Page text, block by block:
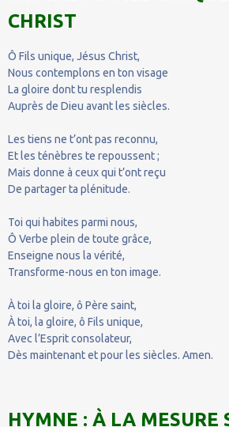
CHRIST
Ô Fils unique, Jésus Christ,
Nous contemplons en ton visage
La gloire dont tu resplendis
Auprès de Dieu avant les siècles.
Les tiens ne t’ont pas reconnu,
Et les ténèbres te repoussent ;
Mais donne à ceux qui t’ont reçu
De partager ta plénitude.
Toi qui habites parmi nous,
Ô Verbe plein de toute grâce,
Enseigne nous la vérité,
Transforme-nous en ton image.
À toi la gloire, ô Père saint,
À toi, la gloire, ô Fils unique,
Avec l’Esprit consolateur,
Dès maintenant et pour les siècles. Amen.
HYMNE : À LA MESURE